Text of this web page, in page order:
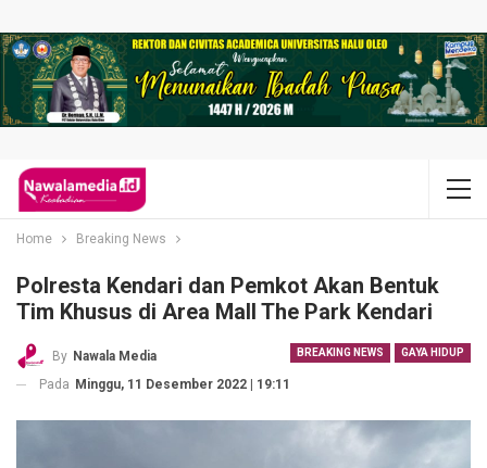
Home Breaking News
Polresta Kendari dan Pemkot Akan Bentuk
Tim Khusus di Area Mall The Park Kendari
BREAKING NEWS GAYA HIDUP
By Nawala Media
Pada Minggu, 11 Desember 2022 | 19:11